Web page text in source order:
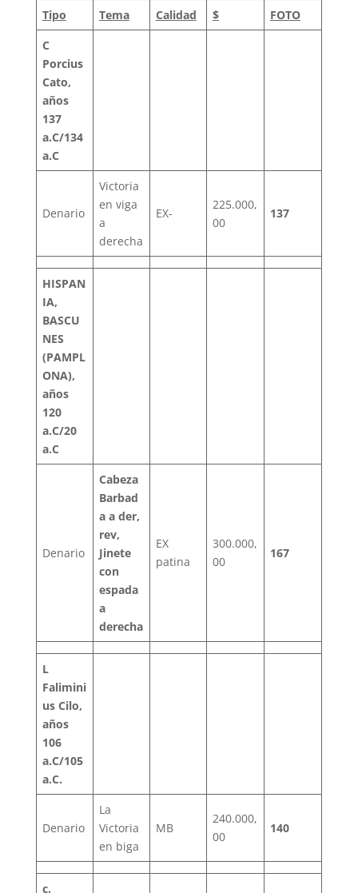
Tipo Tema Calidad $
FOTO
C
Porcius
Cato,
años
137
a.C/134
a.C
Denario
Victoria
en viga
a
derecha
EX-
225.000,
00
137
HISPAN
IA,
BASCU
NES
(PAMPL
ONA),
años
120
a.C/20
a.C
Denario
Cabeza
Barbad
a a der,
rev,
Jinete
con
espada
a
derecha
EX
patina
300.000,
00
167
L
Falimini
us Cilo,
años
106
a.C/105
a.C.
Denario
La
Victoria
en biga
MB
240.000,
00
140
c.